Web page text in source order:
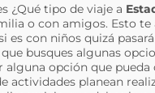
¿Qué tipo de viaje a
o con amigos. Esto
es con niños quizá
busques algunas
opción que
actividades planean